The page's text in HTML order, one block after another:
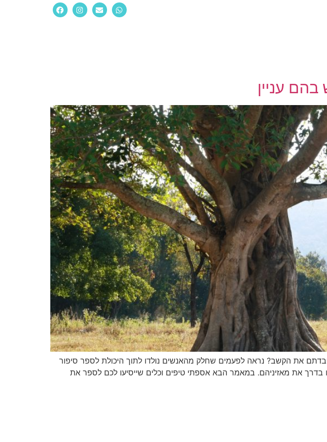
עניין
את הקשב? נראה לפעמים שחלק מהאנשים נולדו לתוך היכולת לספר סיפור
את מאזיניהם. במאמר הבא אספתי טיפים וכלים שייסיעו לכם לספר את